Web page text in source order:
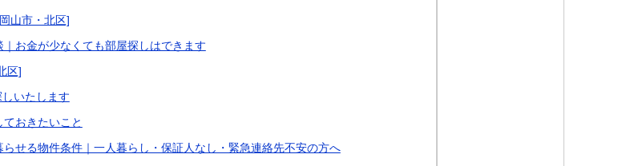
山市・北区]
お金が少なくても部屋探しはできます
区]
いたします
ておきたいこと
らせる物件条件｜一人暮らし・保証人なし・緊急連絡先不安の方へ